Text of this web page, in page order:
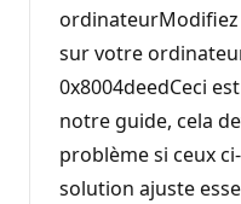
sur votre
0x8004deedCeci
notre guide, cela
problème si ceux
solution ajuste